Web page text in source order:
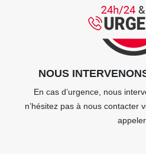
NOUS
En cas d’urgence, nous
n’hésitez pas à nous contacter
appeler.